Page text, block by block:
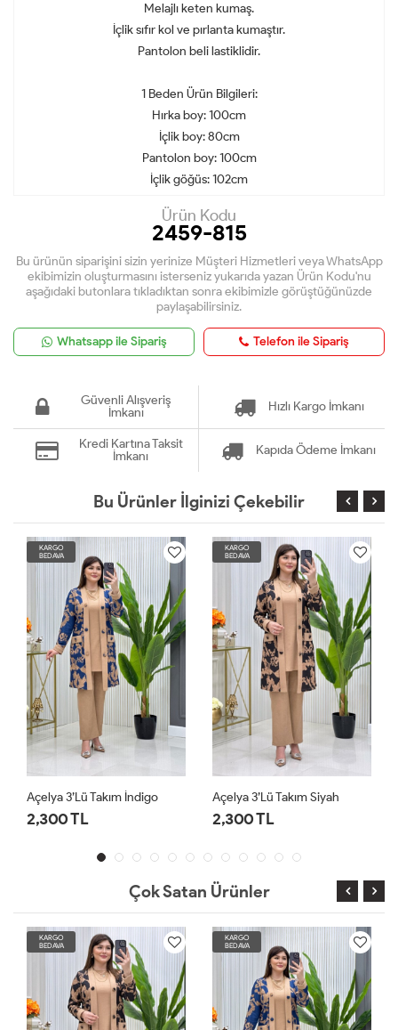
Melajlı keten kumaş.
İçlik sıfır kol ve pırlanta kumaştır.
Pantolon beli lastiklidir.
1 Beden Ürün Bilgileri:
Hırka boy: 100cm
İçlik boy: 80cm
Pantolon boy: 100cm
İçlik göğüs: 102cm
Ürün Kodu
2459-815
Bu ürünün siparişini sizin yerinize Müşteri Hizmetleri veya WhatsApp
ekibimizin oluşturmasını isterseniz yukarıda yazan Ürün Kodu'nu
aşağıdaki butonlara tıkladıktan sonra ekibimizle görüştüğünüzde
paylaşabilirsiniz.
Whatsapp ile Sipariş Telefon ile Sipariş
Güvenli Alışveriş
İmkanı
Hızlı Kargo İmkanı
Kredi Kartına Taksit
İmkanı
Kapıda Ödeme İmkanı
Bu Ürünler İlginizi Çekebilir
KARGO
BEDAVA
Açelya 3’lü Takım İndigo
2,300 TL
KARGO
BEDAVA
Açelya 3’lü Takım Siyah
2,300 TL
Çok Satan Ürünler
KARGO
BEDAVA
KARGO
BEDAVA